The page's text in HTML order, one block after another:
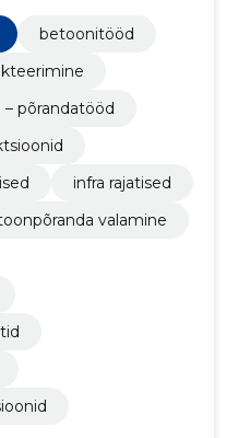
kompetentsile
betoonitööd
põrandatööd
infra rajatised
valamine